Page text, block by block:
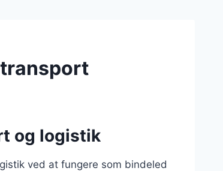
og logistik
ved at fungere som bindeled